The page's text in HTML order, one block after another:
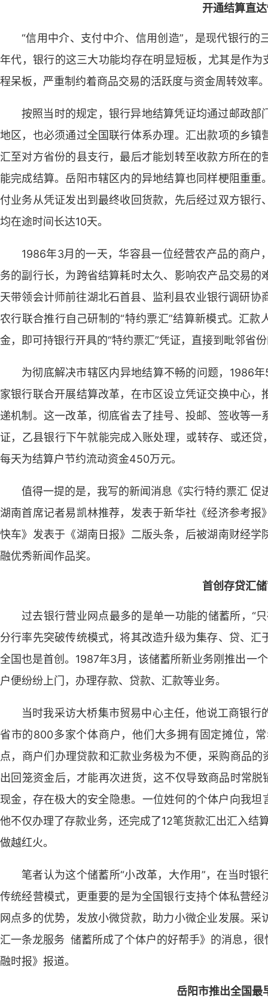
开通结算直
“信用中介、支付中介、信用创造”，是现代银行
年代，银行的这三大功能均存在明显短板，尤其是作
程呆板，严重制约着商品交易的活跃度与资金周转效率
按照当时的规定，银行异地结算凭证均通过邮政
地区，也必须通过全国联行体系办理。汇出款项的乡
汇至对方省份的县支行，最后才能划转至收款方所在
能完成结算。岳阳市辖区内的异地结算也同样梗阻重
付业务从凭证发出到最终收回货款，先后经过双方银
均在途时间长达10天。
1986年3月的一天，华容县一位经营农产品的商
务的副行长，为跨省结算耗时太久、影响农产品交易
天带领会计师前往湖北石首县、监利县农业银行调研
农行联合推行自己研制的“特约票汇”结算新模式。汇
金，即可持银行开具的“特约票汇”凭证，直接到毗邻省
为彻底解决市辖区内异地结算不畅的问题，1986
家银行联合开展结算改革，在市区设立凭证交换中心
递机制。这一改革，彻底省去了挂号、投邮、签收等
证，乙县银行下午就能完成入账处理，或转存、或还
每天为结算户节约流动资金450万元。
值得一提的是，我写的新闻消息《实行特约票汇
湖南首席记者易凯林推荐，发表于新华社《经济参考
快车》发表于《湖南日报》二版头条，后被湖南财经
融优秀新闻作品奖。
首创存贷汇
过去银行营业网点最多的是单一功能的储蓄所，“
分行率先突破传统模式，将其改造升级为集存、贷、
全国也是首创。1987年3月，该储蓄所新业务刚推出一
户便纷纷上门，办理存款、贷款、汇款等业务。
当时我采访大桥集市贸易中心主任，他说工商银
省市的800多家个体商户，他们大多拥有固定摊位，
点，商户们办理贷款和汇款业务极为不便，采购商品
出回笼资金后，才能再次进货，这不仅导致商品时常
现金，存在极大的安全隐患。一位姓何的个体户向我
他不仅办理了存款业务，还完成了12笔货款汇出汇入
做越红火。
笔者认为这个储蓄所“小改革，大作用”，在当时
传统经营模式，更重要的是为全国银行支持个体私营
网点多的优势，发放小微贷款，助力小微企业发展。
汇一条龙服务 储蓄所成了个体户的好帮手》的消息，
融时报》报道。
岳阳市推出全国最